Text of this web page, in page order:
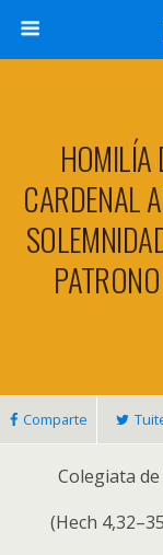
HOMILÍA
CARDENAL
Comparte
Colegiata de
(Hech